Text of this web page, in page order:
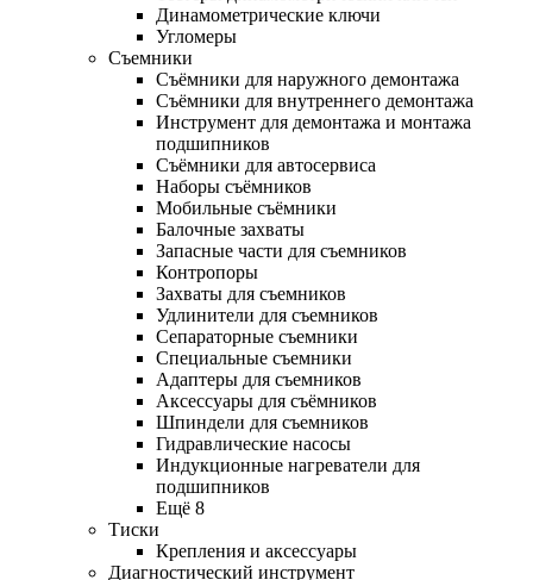
Динамометрические ключи
Угломеры
Съемники
Съёмники для наружного демонтажа
Съёмники для внутреннего демонтажа
Инструмент для демонтажа и монтажа
подшипников
Съёмники для автосервиса
Наборы съёмников
Мобильные съёмники
Балочные захваты
Запасные части для съемников
Контропоры
Захваты для съемников
Удлинители для съемников
Сепараторные съемники
Специальные съемники
Адаптеры для съемников
Аксессуары для съёмников
Шпиндели для съемников
Гидравлические насосы
Индукционные нагреватели для
подшипников
Ещё 8
Тиски
Крепления и аксессуары
Диагностический инструмент